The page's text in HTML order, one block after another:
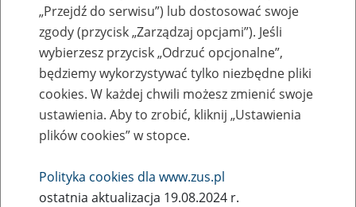
Błąd 404
Przejdź do strony głównej
„Przejdź do serwisu”) lub dostosować swoje
zgody (przycisk „Zarządzaj opcjami”). Jeśli
wybierzesz przycisk „Odrzuć opcjonalne”,
będziemy wykorzystywać tylko niezbędne pliki
cookies. W każdej chwili możesz zmienić swoje
ustawienia. Aby to zrobić, kliknij „Ustawienia
plików cookies” w stopce.
Polityka cookies dla www.zus.pl
ostatnia aktualizacja 19.08.2024 r.